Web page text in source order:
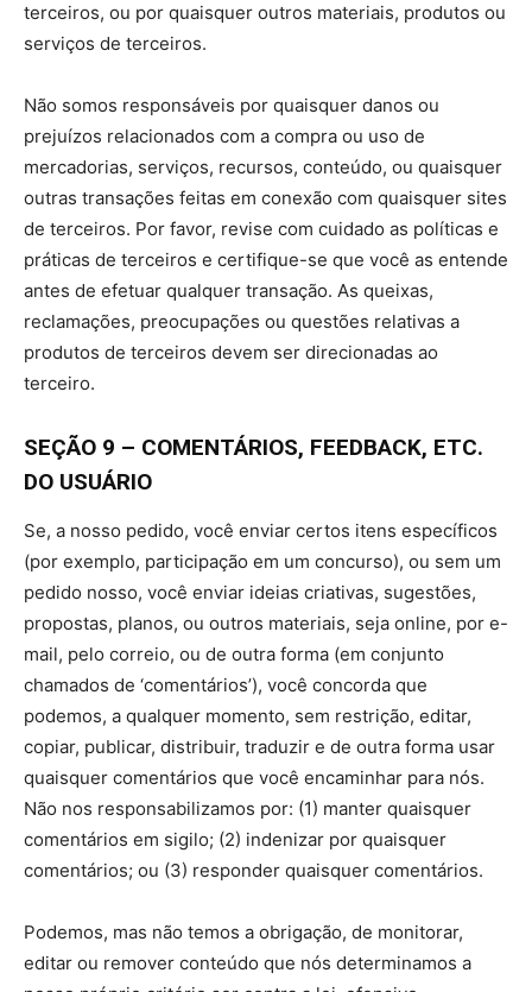
terceiros, ou por quaisquer outros materiais, produtos ou
serviços de terceiros.
Não somos responsáveis por quaisquer danos ou
prejuízos relacionados com a compra ou uso de
mercadorias, serviços, recursos, conteúdo, ou quaisquer
outras transações feitas em conexão com quaisquer sites
de terceiros. Por favor, revise com cuidado as políticas e
práticas de terceiros e certifique-se que você as entende
antes de efetuar qualquer transação. As queixas,
reclamações, preocupações ou questões relativas a
produtos de terceiros devem ser direcionadas ao
terceiro.
SEÇÃO 9 – COMENTÁRIOS, FEEDBACK, ETC.
DO USUÁRIO
Se, a nosso pedido, você enviar certos itens específicos
(por exemplo, participação em um concurso), ou sem um
pedido nosso, você enviar ideias criativas, sugestões,
propostas, planos, ou outros materiais, seja online, por e-
mail, pelo correio, ou de outra forma (em conjunto
chamados de ‘comentários’), você concorda que
podemos, a qualquer momento, sem restrição, editar,
copiar, publicar, distribuir, traduzir e de outra forma usar
quaisquer comentários que você encaminhar para nós.
Não nos responsabilizamos por: (1) manter quaisquer
comentários em sigilo; (2) indenizar por quaisquer
comentários; ou (3) responder quaisquer comentários.
Podemos, mas não temos a obrigação, de monitorar,
editar ou remover conteúdo que nós determinamos a